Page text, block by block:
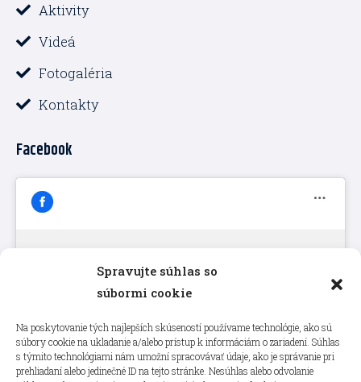
Spravujte súhlas so
súbormi cookie
Na poskytovanie tých najlepších skúseností používame technológie, ako sú
súbory cookie na ukladanie a/alebo prístup k informáciám o zariadení. Súhlas
s týmito technológiami nám umožní spracovávať údaje, ako je správanie pri
prehliadaní alebo jedinečné ID na tejto stránke. Nesúhlas alebo odvolanie
Aktivity
Videá
Fotogaléria
Kontakty
Facebook
Kliknutím prijmete súbory cookie